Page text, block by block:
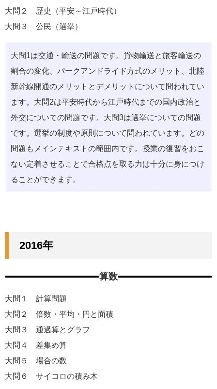
大問２ 歴史（平安～江戸時代）
大問３ 公民（選挙）
大問1は交通・輸送の問題です。貨物輸送と旅客輸送の
割合の変化、パークアンドライド方式のメリット、北陸
新幹線開通のメリットとデメリットについて問われてい
ます。大問2は平安時代から江戸時代までの国内政治と
外交についての問題です。大問3は選挙についての問題
です。選挙の制度や原則について問われています。どの
問題もメインテキストの範囲内です。授業の復習をおこ
ない定着させることで合格点を取る力は十分に身につけ
ることができます。
2016年
算数
大問１ 計算問題
大問２ 倍数・平均・円と⾯積
大問３ 通過算とグラフ
大問４ 差集め算
大問５ 場合の数
大問６ サイコロの積み⽊